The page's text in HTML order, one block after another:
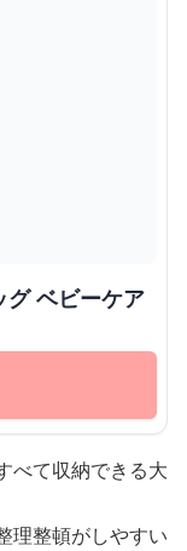
グ ベビーケア
べて収納できる大
理整頓がしやすい